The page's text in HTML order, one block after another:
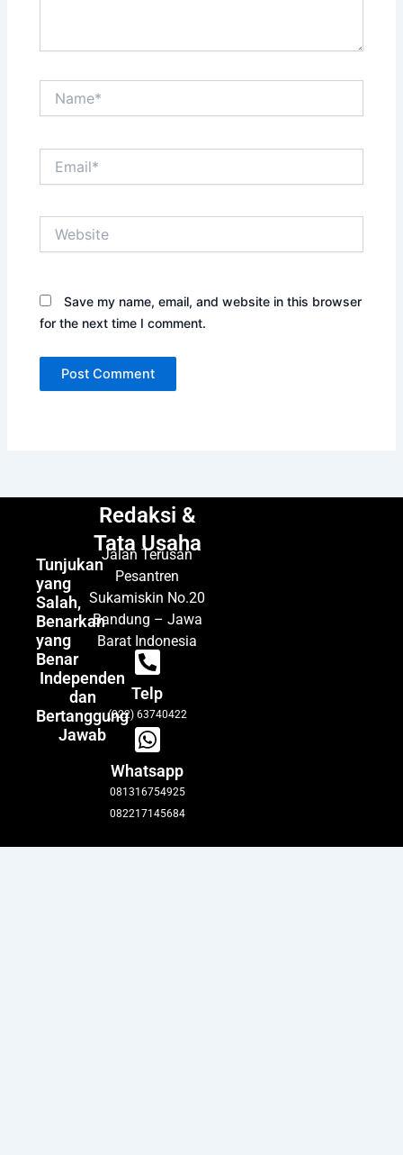
Save my name, email, and website in this browser
for the next time I comment.
Tunjukan
yang
Salah,
Benarkan
yang
Benar
Independen
dan
Bertanggung
Jawab
Redaksi &
Tata Usaha
Jalan Terusan
Pesantren
Sukamiskin No.20
Bandung – Jawa
Barat Indonesia
Telp
(022) 63740422
Whatsapp
081316754925
082217145684